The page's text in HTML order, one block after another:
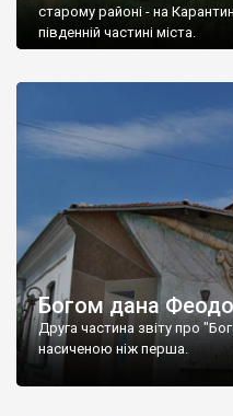
старому районі - на
південній частині міста.
Богом дана
Друга частина звіту про
насиченою ніж перша.